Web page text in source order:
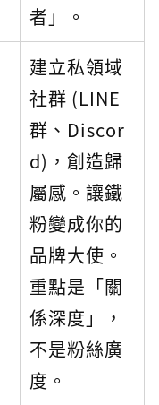
者」。
建立私領域
社群 (LINE
群、Discor
d)，創造歸
屬感。讓鐵
粉變成你的
品牌大使。
重點是「關
係深度」，
不是粉絲廣
度。